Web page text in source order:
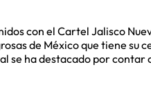
con el Cartel Jalisco
de México que tiene su
se ha destacado por contar